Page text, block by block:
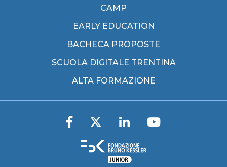
CAMP
EARLY EDUCATION
BACHECA PROPOSTE
SCUOLA DIGITALE TRENTINA
ALTA FORMAZIONE